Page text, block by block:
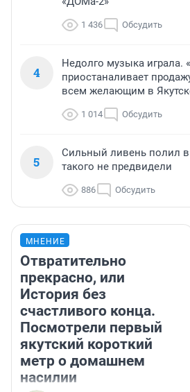
1 436 Обсудить
4
Недолго музыка играла.
приостаналивает
всем желающим в
1 014 Обсудить
5
Сильный ливень полил в
такого не предвидели
886 Обсудить
МНЕНИЕ
Отвратительно
прекрасно, или
История без
счастливого конца.
Посмотрели первый
якутский короткий
метр о домашнем
насилии